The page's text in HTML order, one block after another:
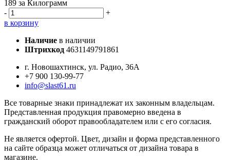
189 за Килограмм
-
+
в корзину
Наличие в наличии
Штрихкод 4631149791861
г. Новошахтинск, ул. Радио, 36А
+7 900 130-99-77
info@slast61.ru
Все товарные знаки принадлежат их законным владельцам.
Представленная продукция правомерно введена в
гражданский оборот правообладателем или с его согласия.
Не является офертой. Цвет, дизайн и форма представленного
на сайте образца может отличаться от дизайна товара в
магазине.